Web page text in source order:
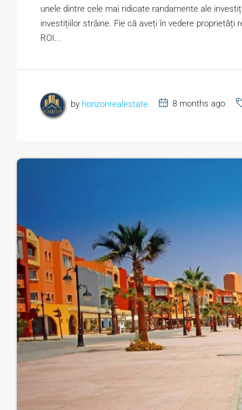
unele dintre cele mai ridicate randamente ale
investițiilor străine. Fie că aveți în vedere proprietăți
ROI...
by horizonrealestate 8 months ago